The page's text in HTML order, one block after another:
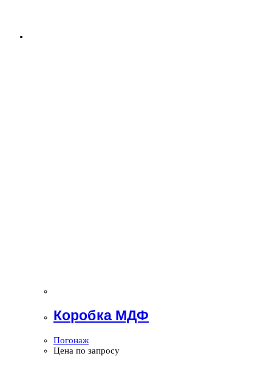
Коробка МДФ
Погонаж
Цена по запросу